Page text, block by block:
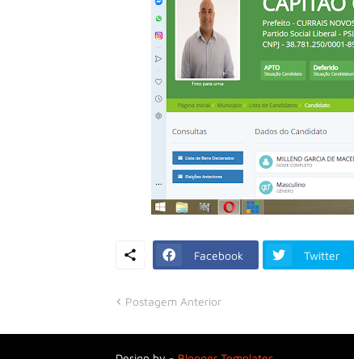
Facebook Twitter
Postagem Anterior